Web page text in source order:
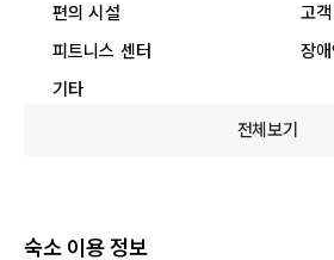
편의 시설
고
피트니스 센터
장
기타
전체보기
숙소 이용 정보